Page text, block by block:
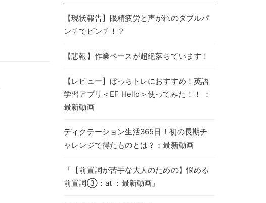
【現状報告】眼精疲労と声がれのダブルパ
ンチでピンチ！？
【悲報】作業ペースが超絶落ちています！
【レビュー】ぼっちトレにおすすめ！英語
学習アプリ＜EF Hello＞使ってみた！！ ：
最新動画
ディクテーション生活365日！初の長期チ
ャレンジで得たものとは？：最新動画
「【前置詞が苦手な大人のための】悩める
前置詞③：at ：最新動画」